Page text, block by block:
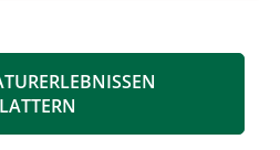
mit seinen